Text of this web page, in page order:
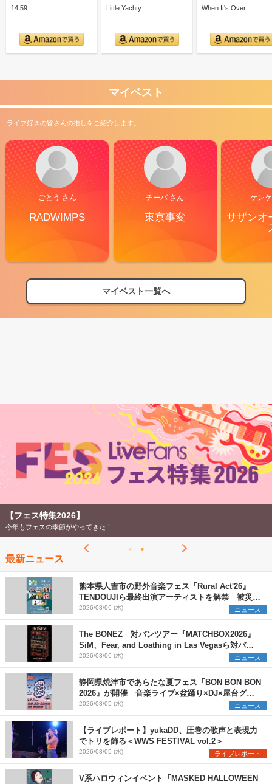
14:59 Little Yachty When It's Over
マイベスト
ライブ好きの皆さんの推しをご紹介します。
ごとう さん
RADWIMPS
チーバ さん
東京事変
ケン
サザンオ
マイベスト一覧へ
【フェス特集2026】
今年もフェスの季節がやってきた！
最新ニュース
熊本県人吉市の野外音楽フェス『Rural Act'26』
TENDOUJIら最終出演アーティストを解禁 被災地
支援プロジェクトの始動も発表
2026/08/06 (木) ニュース
The BONEZ 対バンツアー『MATCHBOX2026』
SiM、Fear, and Loathing in Las Vegasら対バン
アーティストを一斉解禁
2026/08/06 (木) ニュース
静岡県焼津市であらたな夏フェス『BON BON BON
2026』が開催 音楽ライブ×盆踊り×DJ×屋台グル
メ×ランタンナイトで彩る2日間
2026/08/05 (水) ニュース
【ライブレポート】yukaDD、圧巻の歌声と表現力
でトリを飾る＜WWS FESTIVAL vol.2＞
2026/08/05 (水) ライブレポート
V系ハロウィンイベント『MASKED HALLOWEEN